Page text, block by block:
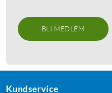
BLI MEDLEM
Kundservice